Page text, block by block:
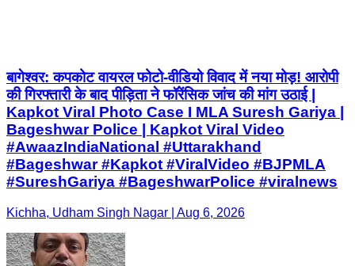
बागेश्वर: कपकोट वायरल फोटो-वीडियो विवाद में नया मोड़! आरोपी
की गिरफ्तारी के बाद पीड़िता ने फॉरेंसिक जांच की मांग उठाई |
Kapkot Viral Photo Case I MLA Suresh Gariya |
Bageshwar Police | Kapkot Viral Video
#AwaazIndiaNational #Uttarakhand
#Bageshwar #Kapkot #ViralVideo #BJPMLA
#SureshGariya #BageshwarPolice #viralnews
Kichha, Udham Singh Nagar | Aug 6, 2026